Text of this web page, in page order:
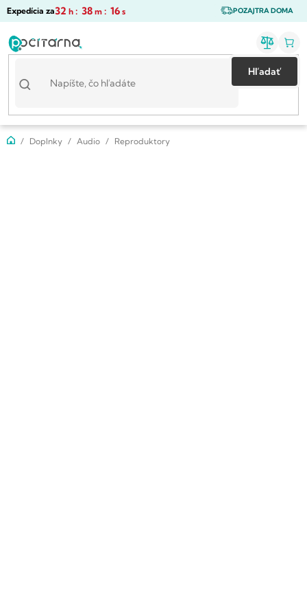
Prejsť
POZAJTRA DOMA
Expedícia za32 h : 38 m : 15 s
Hľadať
DomovDoplnky Audio Reproduktory